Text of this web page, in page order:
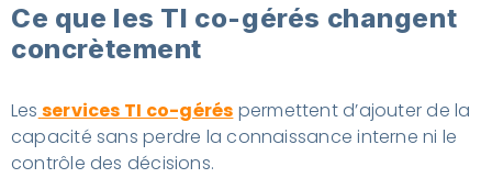
Ce que les TI co-gérés changent
concrètement
Les services TI co-gérés permettent d’ajouter de la
capacité sans perdre la connaissance interne ni le
contrôle des décisions.